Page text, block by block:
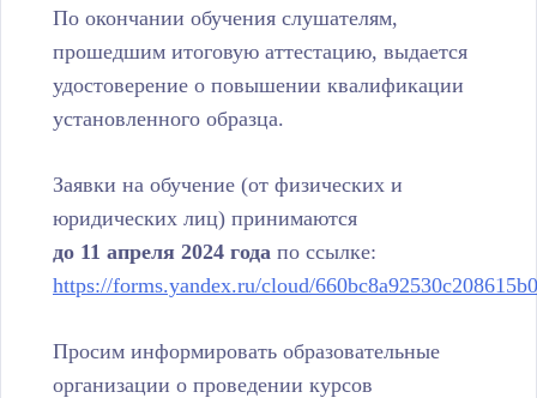
По окончании обучения слушателям,
прошедшим итоговую аттестацию, выдается
удостоверение о повышении квалификации
установленного образца.
Заявки на обучение (от физических и
юридических лиц) принимаются
до 11 апреля 2024 года по ссылке:
https://forms.yandex.ru/cloud/
Просим информировать образовательные
организации о проведении курсов